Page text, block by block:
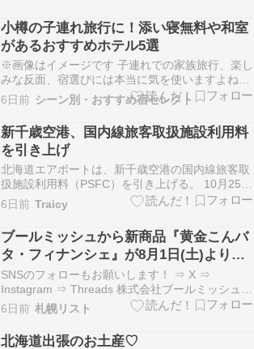
小樽の子連れ旅行に！添い寝無料や和室
があるおすすめホテル5選
※画像はイメージです 子連れでの家族旅行、楽し
みな反面、宿選びには本当に気を使いますよね。
「子供が騒いでも大丈夫かな？」「荷物が多いか
ら駅や観光地から近いと助かるんだけど…」「子
供が食べられるご飯はあるかな？」など、パパや
ママの悩みは尽きません。特に小樽エリアは美し
い景色や美味…
6日前 シーン別・おすすめ宿セレクト
新千歳空港、国内線旅客取扱施設利用料
を引き上げ
北海道エアポートは、新千歳空港の国内線旅客取
扱施設利用料（PSFC）を引き上げる。 10月25日
発券・搭乗分から、出発・到着時に大人530円・
小人260円（現行大人370円・小人180円）を航空
券購入時に徴収する。10月 […] 投稿 新千歳空
港、国内線旅客取扱施設利用料を引き…
6日前 Traicy
ブールミッシュから新商品『黄金こんバ
タ・フィナンシェ』が8月1日(土)より新
千歳空港で発売！「コーンバター」の味
わいをフィナンシェに
SNSのフォローもお願いします！ ⇒ X ⇒
Instagram ⇒ Threads 株式会社ブールミッシュは
『黄金こんバタ・フィナンシェ』を2026年8月1
日(土)よりさっぽろ東急百貨店 新千歳空港売店で
販売します！ 北の恵み「コーンバター」をフィナ
6日前 札幌リスト
北海道出張のお土産♡